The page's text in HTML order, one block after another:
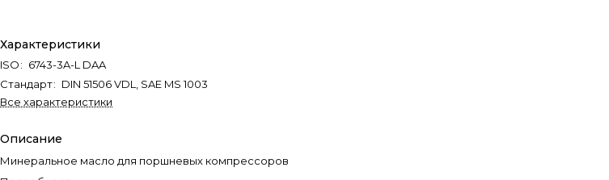
Характеристики
ISO: 6743-3A-L DAA
Стандарт: DIN 51506 VDL, SAE MS 1003
Все характеристики
Описание
Минеральное масло для поршневых компрессоров